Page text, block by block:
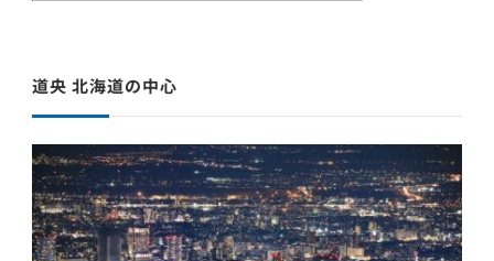
道央 北海道の中心